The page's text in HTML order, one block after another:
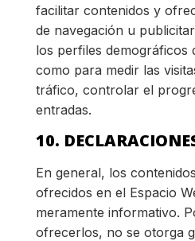
facilitar contenidos y
de navegación u
los perfiles demográficos
como para medir las
tráfico, controlar el
entradas.
10.
En general, los
ofrecidos en el Espacio
meramente informativo.
ofrecerlos, no se otorga